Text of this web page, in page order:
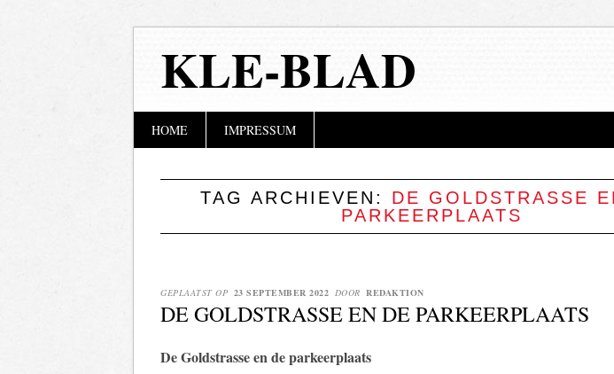
KLE-BLAD
Hoofdmenu
springen
HOME IMPRESSUM
TAG ARCHIEVEN: DE GOLDSTRASSE
PARKEERPLAATS
GEPLAATST OP 23 SEPTEMBER 2022 DOOR REDAKTION
DE GOLDSTRASSE EN DE PARKEERPLAATS
De Goldstrasse en de parkeerplaats